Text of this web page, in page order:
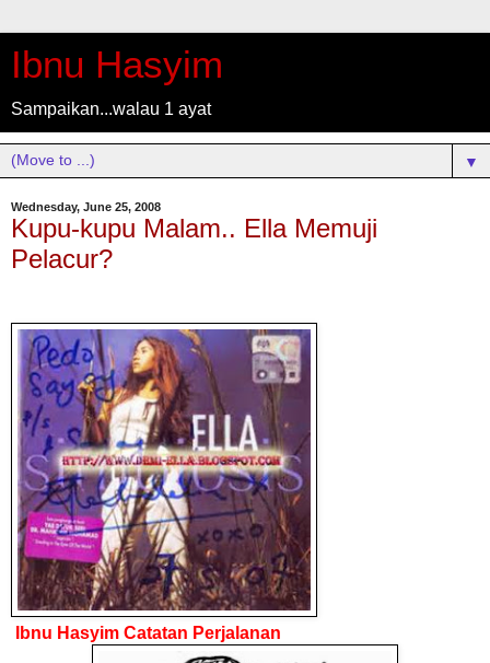
Ibnu Hasyim
Sampaikan...walau 1 ayat
▼
Wednesday, June 25, 2008
Kupu-kupu Malam.. Ella Memuji
Pelacur?
Ibnu Hasyim Catatan Perjalanan